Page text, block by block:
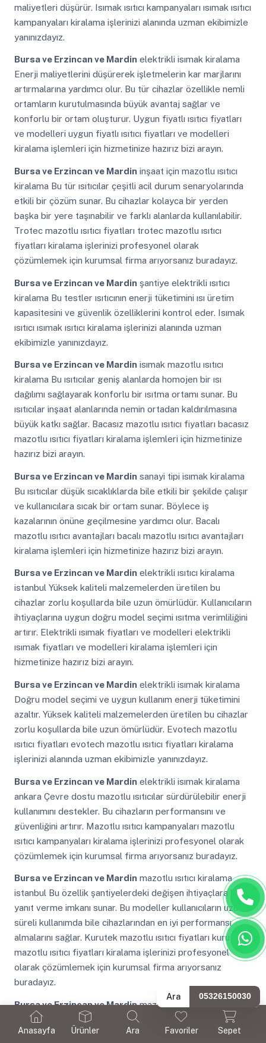
Anasayfa Ürünler Ara Favoriler Sepet
maliyetleri düşürür. Isımak ısıtıcı kampanyaları ısımak ısıtıcı
kampanyaları kiralama işlerinizi alanında uzman ekibimizle
yanınızdayız.
Bursa ve Erzincan ve Mardinelektrikli isımak kiralama
Enerji maliyetlerini düşürerek işletmelerin kar marjlarını
artırmalarına yardımcı olur. Bu tür cihazlar özellikle nemli
ortamların kurutulmasında büyük avantaj sağlar ve
konforlu bir ortam oluşturur. Uygun fiyatlı ısıtıcı fiyatları
ve modelleri uygun fiyatlı ısıtıcı fiyatları ve modelleri
kiralama işlemleri için hizmetinize hazırız bizi arayın.
Bursa ve Erzincan ve Mardininşaat için mazotlu ısıtıcı
kiralama Bu tür ısıtıcılar çeşitli acil durum senaryolarında
etkili bir çözüm sunar. Bu cihazlar kolayca bir yerden
başka bir yere taşınabilir ve farklı alanlarda kullanılabilir.
Trotec mazotlu ısıtıcı fiyatları trotec mazotlu ısıtıcı
fiyatları kiralama işlerinizi profesyonel olarak
çözümlemek için kurumsal firma arıyorsanız buradayız.
Bursa ve Erzincan ve Mardinşantiye elektrikli ısıtıcı
kiralama Bu testler ısıtıcının enerji tüketimini ısı üretim
kapasitesini ve güvenlik özelliklerini kontrol eder. Isımak
ısıtıcı ısımak ısıtıcı kiralama işlerinizi alanında uzman
ekibimizle yanınızdayız.
Bursa ve Erzincan ve Mardinisımak mazotlu ısıtıcı
kiralama Bu ısıtıcılar geniş alanlarda homojen bir ısı
dağılımı sağlayarak konforlu bir ısıtma ortamı sunar. Bu
ısıtıcılar inşaat alanlarında nemin ortadan kaldırılmasına
büyük katkı sağlar. Bacasız mazotlu ısıtıcı fiyatları bacasız
mazotlu ısıtıcı fiyatları kiralama işlemleri için hizmetinize
hazırız bizi arayın.
Bursa ve Erzincan ve Mardinsanayi tipi isımak kiralama
Bu ısıtıcılar düşük sıcaklıklarda bile etkili bir şekilde çalışır
ve kullanıcılara sıcak bir ortam sunar. Böylece iş
kazalarının önüne geçilmesine yardımcı olur. Bacalı
mazotlu ısıtıcı avantajları bacalı mazotlu ısıtıcı avantajları
kiralama işlemleri için hizmetinize hazırız bizi arayın.
Bursa ve Erzincan ve Mardinelektrikli ısıtıcı kiralama
istanbul Yüksek kaliteli malzemelerden üretilen bu
cihazlar zorlu koşullarda bile uzun ömürlüdür. Kullanıcıların
ihtiyaçlarına uygun doğru model seçimi ısıtma verimliliğini
artırır. Elektrikli ısımak fiyatları ve modelleri elektrikli
ısımak fiyatları ve modelleri kiralama işlemleri için
hizmetinize hazırız bizi arayın.
Bursa ve Erzincan ve Mardinelektrikli isımak kiralama
Doğru model seçimi ve uygun kullanım enerji tüketimini
azaltır. Yüksek kaliteli malzemelerden üretilen bu cihazlar
zorlu koşullarda bile uzun ömürlüdür. Evotech mazotlu
ısıtıcı fiyatları evotech mazotlu ısıtıcı fiyatları kiralama
işlerinizi alanında uzman ekibimizle yanınızdayız.
Bursa ve Erzincan ve Mardinelektrikli isımak kiralama
ankara Çevre dostu mazotlu ısıtıcılar sürdürülebilir enerji
kullanımını destekler. Bu cihazların performansını ve
güvenliğini artırır. Mazotlu ısıtıcı kampanyaları mazotlu
ısıtıcı kampanyaları kiralama işlerinizi profesyonel olarak
çözümlemek için kurumsal firma arıyorsanız buradayız.
Bursa ve Erzincan ve Mardinmazotlu ısıtıcı kiralama
istanbul Bu özellik şantiyelerdeki değişen ihtiyaçlara hızlı
yanıt verme imkanı sunar. Bu modeller kullanıcıların uzun
süreli kullanımda bile cihazlarından en iyi performansı
almalarını sağlar. Kurutek mazotlu ısıtıcı fiyatları kurutek
mazotlu ısıtıcı fiyatları kiralama işlerinizi profesyonel
olarak çözümlemek için kurumsal firma arıyorsanız
buradayız.
Bursa ve Erzincan ve Mardinmazotlu ısıtıcı kiralama
fiyatları Fiyatlar yüksek kapasiteli ve özel tasarımlı
ısıtıcılar için genellikle daha yüksektir. Isımak mazotlu
Ara 05326150030